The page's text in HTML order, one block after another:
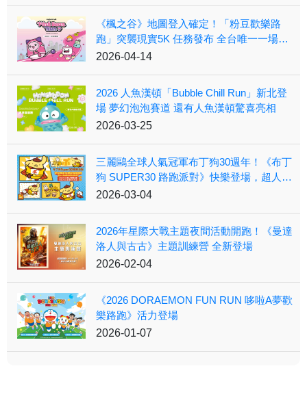
《楓之谷》地圖登入確定！「粉豆歡樂路
跑」突襲現實5K 任務發布 全台唯一一場！
冒險者8/29新北組隊作戰！
2026-04-14
2026 人魚漢頓「Bubble Chill Run」新北登
場 夢幻泡泡賽道 還有人魚漢頓驚喜亮相
2026-03-25
三麗鷗全球人氣冠軍布丁狗30週年！《布丁
狗 SUPER30 路跑派對》快樂登場，超人造
型布丁狗周邊一次收藏
2026-03-04
2026年星際大戰主題夜間活動開跑！《曼達
洛人與古古》主題訓練營 全新登場
2026-02-04
《2026 DORAEMON FUN RUN 哆啦A夢歡
樂路跑》活力登場
2026-01-07